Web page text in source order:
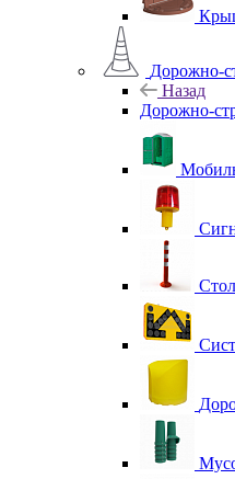
Дорожно-
Назад
Дорожно-